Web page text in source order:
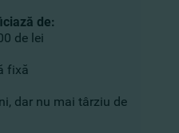
de:
de lei
fixă
dar nu mai târziu de